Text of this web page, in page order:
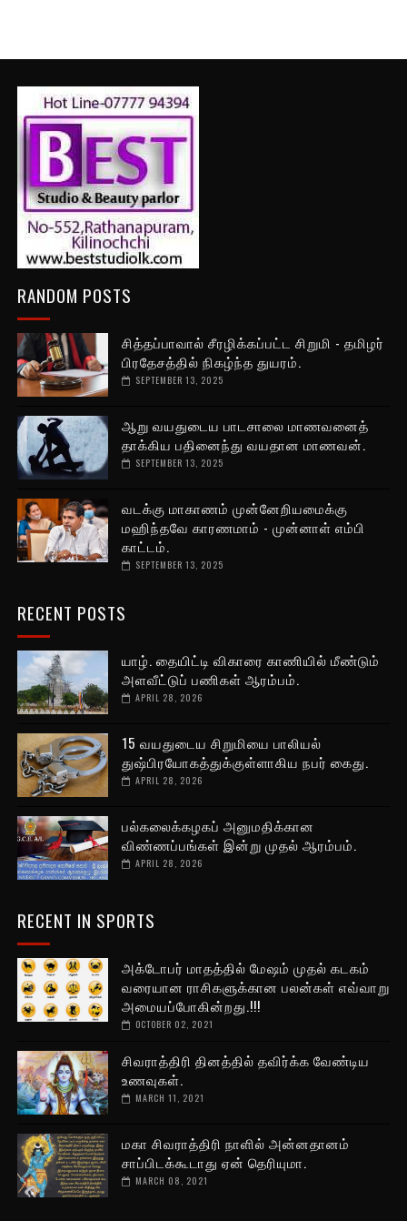
RANDOM POSTS
சித்தப்பாவால் சீரழிக்கப்பட்ட சிறுமி - தமிழர்
பிரதேசத்தில் நிகழ்ந்த துயரம்.
SEPTEMBER 13, 2025
ஆறு வயதுடைய பாடசாலை மாணவனைத்
தாக்கிய பதினைந்து வயதான மாணவன்.
SEPTEMBER 13, 2025
வடக்கு மாகாணம் முன்னேறியமைக்கு
மஹிந்தவே காரணமாம் - முன்னாள் எம்பி
காட்டம்.
SEPTEMBER 13, 2025
RECENT POSTS
யாழ். தையிட்டி விகாரை காணியில் மீண்டும்
அளவீட்டுப் பணிகள் ஆரம்பம்.
APRIL 28, 2026
15 வயதுடைய சிறுமியை பாலியல்
துஷ்பிரயோகத்துக்குள்ளாகிய நபர் கைது.
APRIL 28, 2026
பல்கலைக்கழகப் அனுமதிக்கான
விண்ணப்பங்கள் இன்று முதல் ஆரம்பம்.
APRIL 28, 2026
RECENT IN SPORTS
அக்டோபர் மாதத்தில் மேஷம் முதல் கடகம்
வரையான ராசிகளுக்கான பலன்கள் எவ்வாறு
அமையப்போகின்றது.!!!
OCTOBER 02, 2021
சிவராத்திரி தினத்தில் தவிர்க்க வேண்டிய
உணவுகள்.
MARCH 11, 2021
மகா சிவராத்திரி நாளில் அன்னதானம்
சாப்பிடக்கூடாது ஏன் தெரியுமா.
MARCH 08, 2021